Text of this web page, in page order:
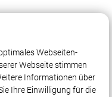
Webseiten-
Webseite stimmen
Informationen über
Ihre Einwilligung für die